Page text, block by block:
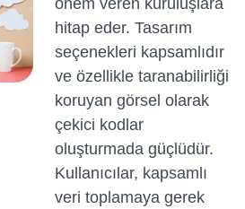
önem veren kuruluşlara
hitap eder. Tasarım
seçenekleri kapsamlıdır
ve özellikle taranabilirliği
koruyan görsel olarak
çekici kodlar
oluşturmada güçlüdür.
Kullanıcılar, kapsamlı
veri toplamaya gerek